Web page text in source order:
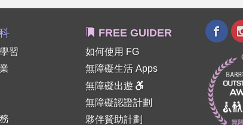
習
FREE GUIDER
如何使用 FG
無障礙生活 Apps
無障礙出遊
無障礙認證計劃
夥伴贊助計劃